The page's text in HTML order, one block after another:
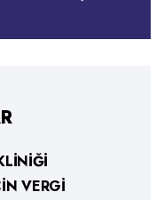
VERGI